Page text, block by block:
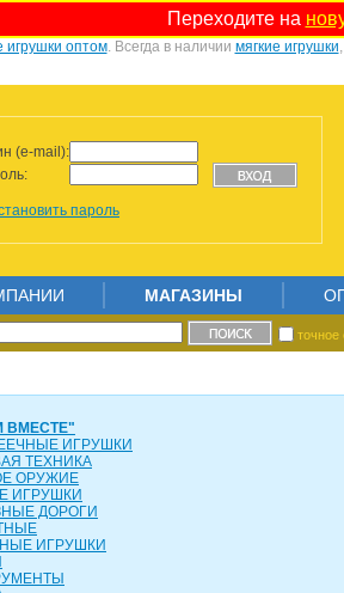
Переходите на
игрушки оптом. Всегда в наличии мягкие игрушки,
(e-mail):
пароль
МАГАЗИНЫ
точное
ВМЕСТЕ"
ИГРУШКИ
ТЕХНИКА
ОРУЖИЕ
ИГРУШКИ
ДОРОГИ
ИГРУШКИ